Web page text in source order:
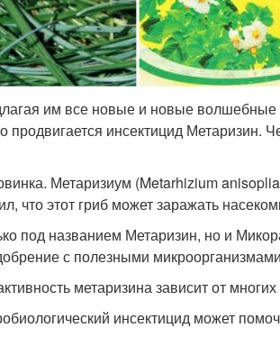
им все новые и новые
продвигается инсектицид Метаризин.
Метаризиум (Metarhizium
что этот гриб может заражать
под названием Метаризин, но и
с полезными
метаризина зависит от
инсектицид может